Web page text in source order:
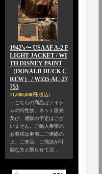
1942's〜 USAAF A-2 F
LIGHT JACKET / WI
TH DISNEY PAINT
（DONALD DUCK C
REW） / W535-AC-27
753
11,000,000円(税込)
・こちらの商品はアイテ
ムの特性故、ネット販売
及び、通販の予定はござ
いません。ご購入希望の
お客様は事前にご連絡の
上、ご来店、ご商談が可
能な方と限らせて頂…